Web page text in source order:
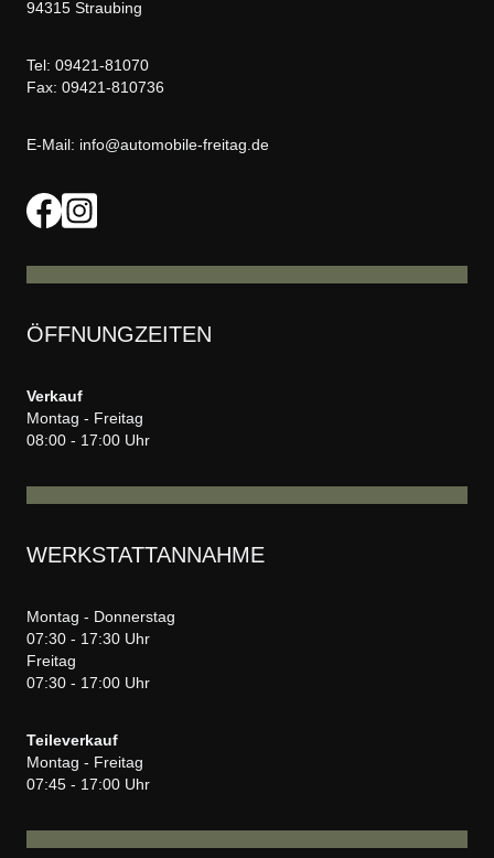
94315 Straubing
Tel: 09421-81070
Fax: 09421-810736
E-Mail: info@automobile-freitag.de
ÖFFNUNGZEITEN
Verkauf
Montag - Freitag
08:00 - 17:00 Uhr
WERKSTATTANNAHME
Montag - Donnerstag
07:30 - 17:30 Uhr
Freitag
07:30 - 17:00 Uhr
Teileverkauf
Montag - Freitag
07:45 - 17:00 Uhr